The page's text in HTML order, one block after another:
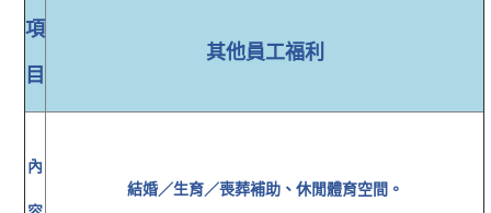
項
目
其他員工福利
內
結婚／生育／喪葬補助、休閒體育空間。